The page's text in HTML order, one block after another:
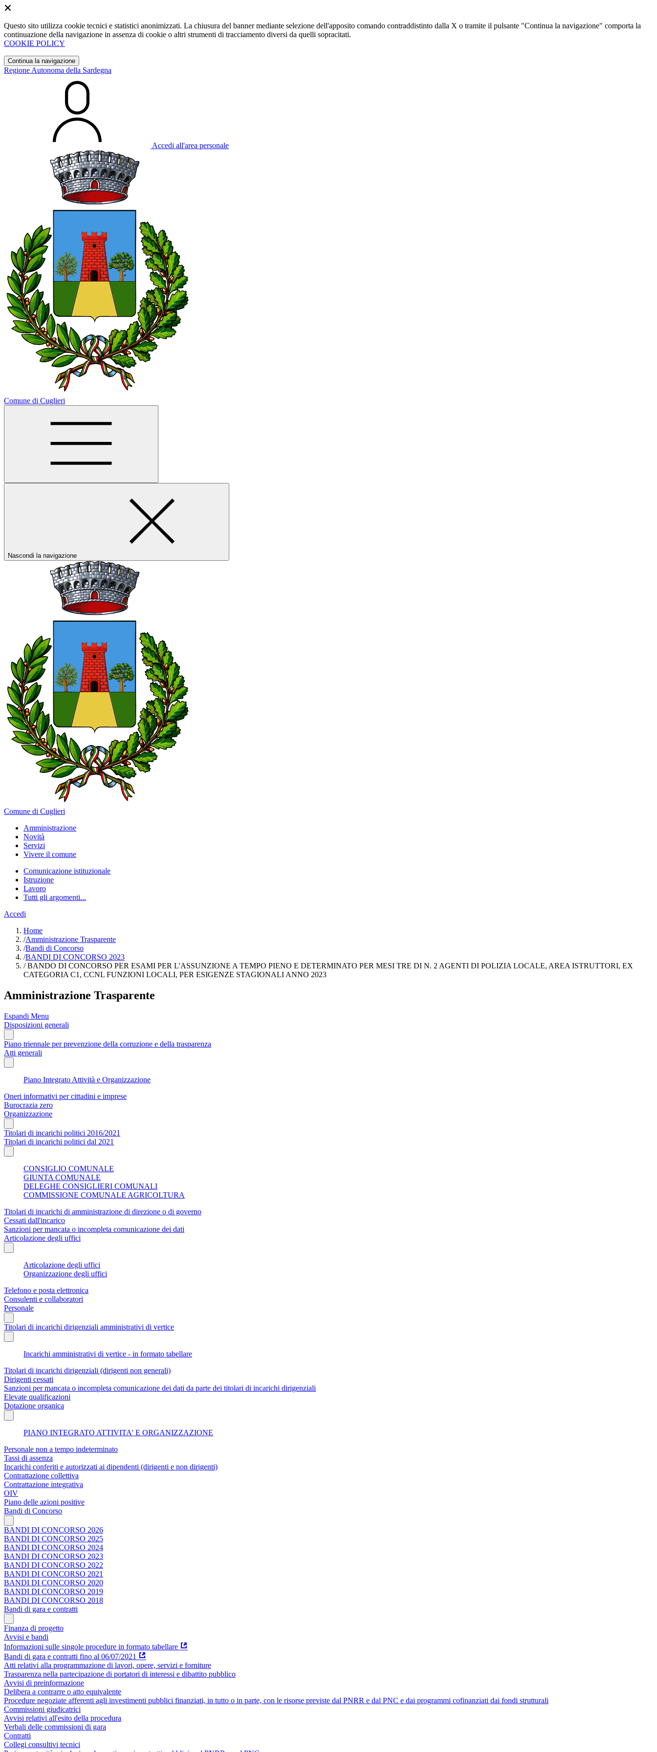
Questo sito utilizza cookie tecnici e statistici anonimizzati. La chiusura del banner mediante selezione dell'apposito comando contraddistinto dalla X o tramite il pulsante "Continua la navigazione" comporta la
continuazione della navigazione in assenza di cookie o altri strumenti di tracciamento diversi da quelli sopracitati.
COOKIE POLICY
Continua la navigazione
Regione Autonoma della Sardegna
Accedi all'area personale
Comune di Cuglieri
Nascondi la navigazione
Comune di Cuglieri
Amministrazione
Novità
Servizi
Vivere il comune
Comunicazione istituzionale
Istruzione
Lavoro
Tutti gli argomenti...
Accedi
Home
/Amministrazione Trasparente
/Bandi di Concorso
/BANDI DI CONCORSO 2023
/BANDO DI CONCORSO PER ESAMI PER L'ASSUNZIONE A TEMPO PIENO E DETERMINATO PER MESI TRE DI N. 2 AGENTI DI POLIZIA LOCALE, AREA ISTRUTTORI, EX
CATEGORIA C1, CCNL FUNZIONI LOCALI, PER ESIGENZE STAGIONALI ANNO 2023
Amministrazione Trasparente
Espandi Menu
Disposizioni generali
Piano triennale per prevenzione della corruzione e della trasparenza
Atti generali
Piano Integrato Attività e Organizzazione
Oneri informativi per cittadini e imprese
Burocrazia zero
Organizzazione
Titolari di incarichi politici 2016/2021
Titolari di incarichi politici dal 2021
CONSIGLIO COMUNALE
GIUNTA COMUNALE
DELEGHE CONSIGLIERI COMUNALI
COMMISSIONE COMUNALE AGRICOLTURA
Titolari di incarichi di amministrazione di direzione o di governo
Cessati dall'incarico
Sanzioni per mancata o incompleta comunicazione dei dati
Articolazione degli uffici
Articolazione degli uffici
Organizzazione degli uffici
Telefono e posta elettronica
Consulenti e collaboratori
Personale
Titolari di incarichi dirigenziali amministrativi di vertice
Incarichi amministrativi di vertice - in formato tabellare
Titolari di incarichi dirigenziali (dirigenti non generali)
Dirigenti cessati
Sanzioni per mancata o incompleta comunicazione dei dati da parte dei titolari di incarichi dirigenziali
Elevate qualificazioni
Dotazione organica
PIANO INTEGRATO ATTIVITA' E ORGANIZZAZIONE
Personale non a tempo indeterminato
Tassi di assenza
Incarichi conferiti e autorizzati ai dipendenti (dirigenti e non dirigenti)
Contrattazione collettiva
Contrattazione integrativa
OIV
Piano delle azioni positive
Bandi di Concorso
BANDI DI CONCORSO 2026
BANDI DI CONCORSO 2025
BANDI DI CONCORSO 2024
BANDI DI CONCORSO 2023
BANDI DI CONCORSO 2022
BANDI DI CONCORSO 2021
BANDI DI CONCORSO 2020
BANDI DI CONCORSO 2019
BANDI DI CONCORSO 2018
Bandi di gara e contratti
Finanza di progetto
Avvisi e bandi
Informazioni sulle singole procedure in formato tabellare
Bandi di gara e contratti fino al 06/07/2021
Atti relativi alla programmazione di lavori, opere, servizi e forniture
Trasparenza nella partecipazione di portatori di interessi e dibattito pubblico
Avvisi di preinformazione
Delibera a contrarre o atto equivalente
Procedure negoziate afferenti agli investimenti pubblici finanziati, in tutto o in parte, con le risorse previste dal PNRR e dal PNC e dai programmi cofinanziati dai fondi strutturali
Commissioni giudicatrici
Avvisi relativi all'esito della procedura
Verbali delle commissioni di gara
Contratti
Collegi consultivi tecnici